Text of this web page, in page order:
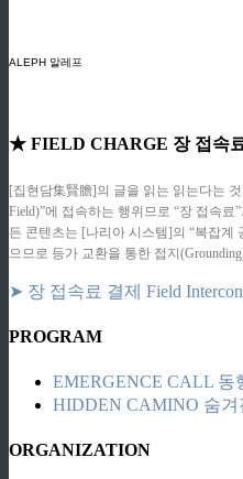
ALEPH 알레프
★ FIELD CHARGE 장 접속
[집현담集賢膽]의 글을 읽는 읽는다는
Field)”에 접속하는 행위므로 “장 접속
든 콘텐츠는 [나리아 시스템]의 “복잡계
으므로 등가 교환을 통한 접지
➤ 장 접속료 결제 Field
PROGRAM
EMERGENCE CALL 동
HIDDEN CAMINO 숨겨
ORGANIZATION